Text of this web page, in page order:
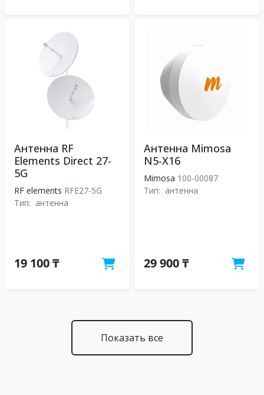
Антенна RF
Elements Direct 27-
5G
RF elements RFE27-5G
Тип: антенна
19 100 ₸
Антенна Mimosa
N5-X16
Mimosa 100-00087
Тип: антенна
29 900 ₸
Показать все